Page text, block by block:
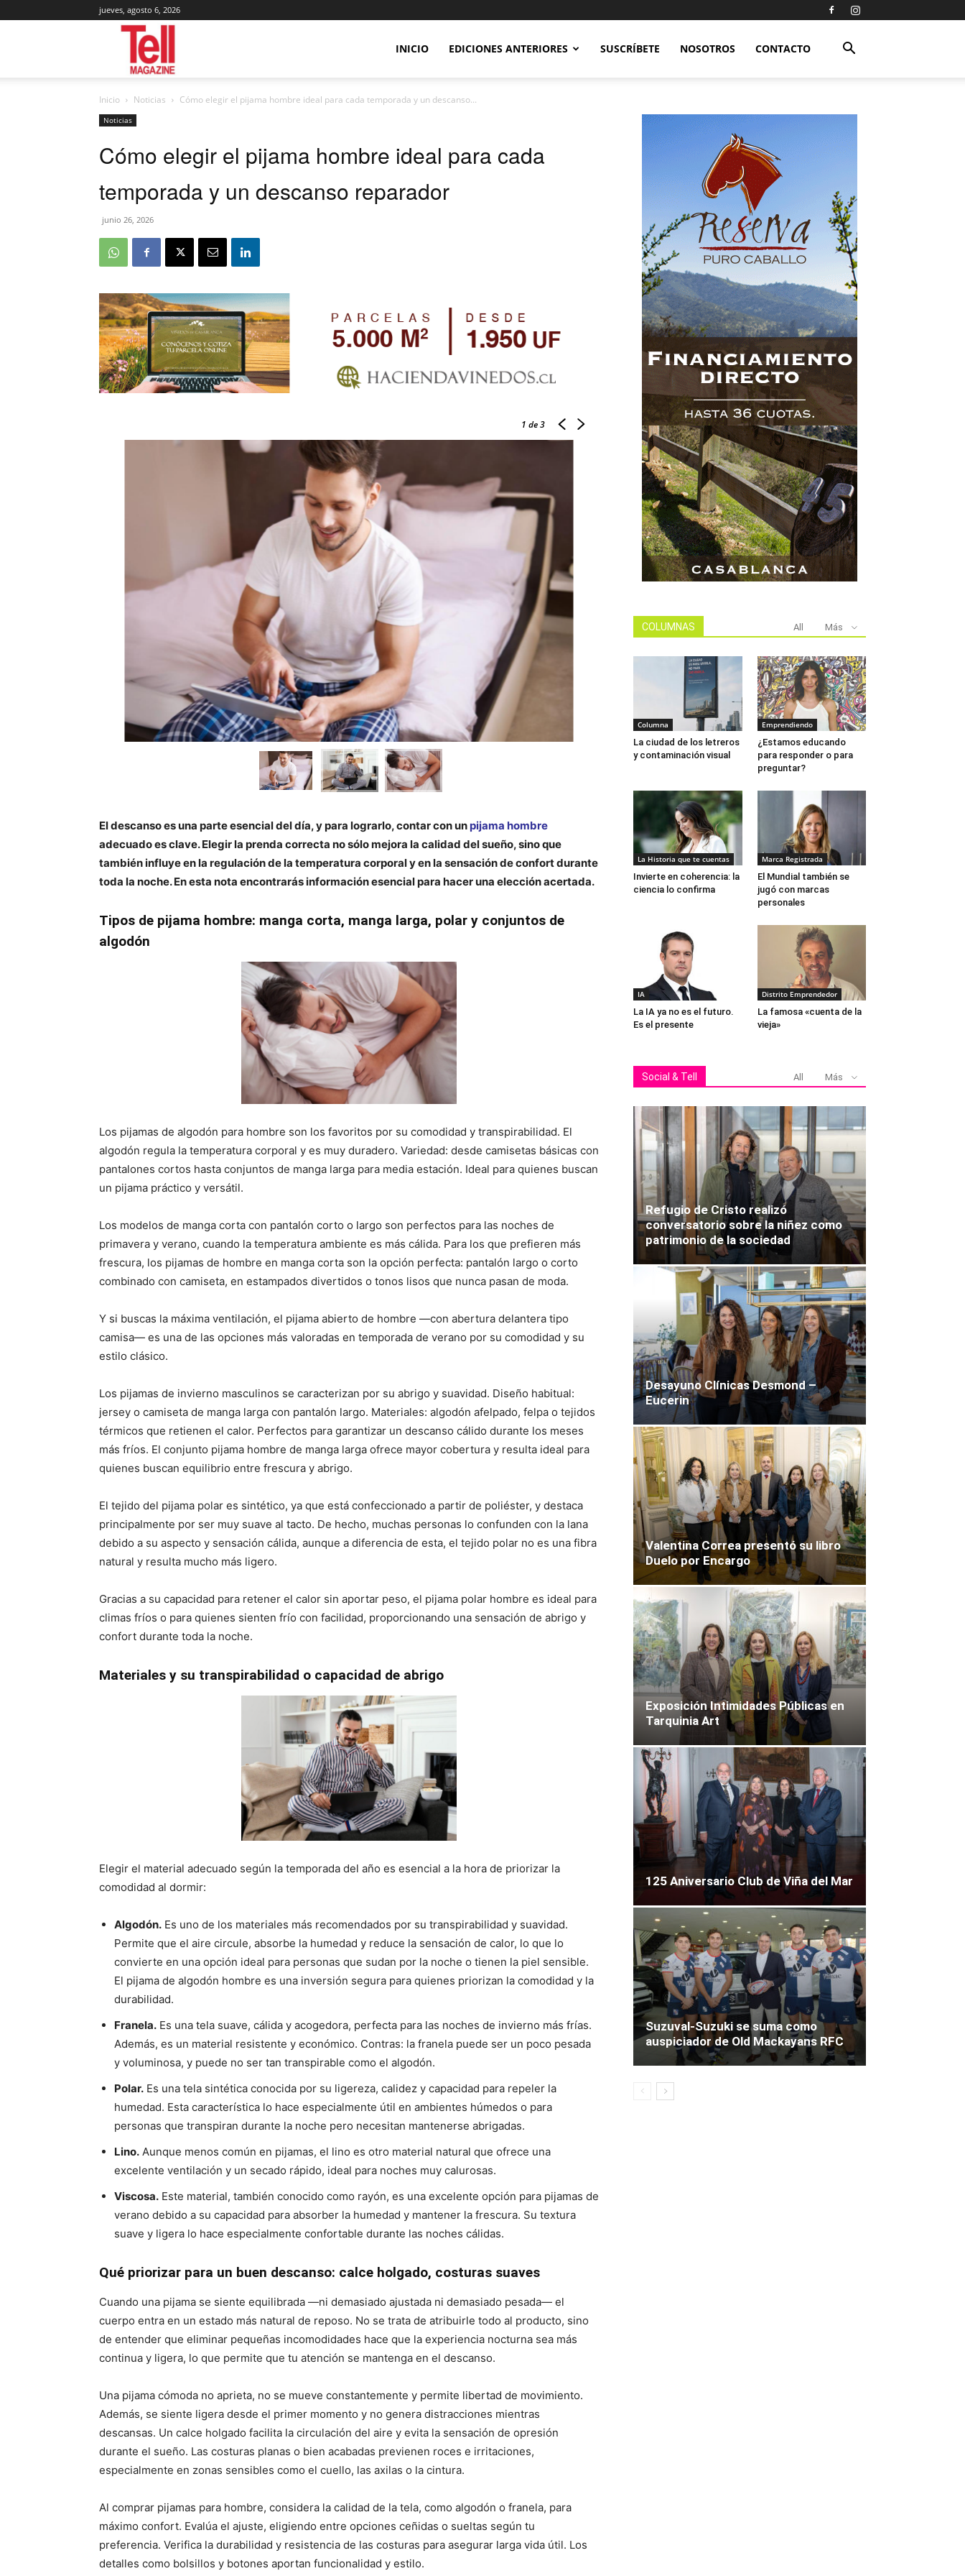
jueves, agosto 6, 2026
Magazine
INICIO EDICIONES ANTERIORES SUSCRÍBETE NOSOTROS CONTACTO
Inicio Noticias Cómo elegir el pijama hombre ideal para cada temporada y un descanso...
Noticias
Cómo elegir el pijama hombre ideal para cada
temporada y un descanso reparador
junio 26, 2026
1 de 3
El descanso es una parte esencial del día, y para lograrlo, contar con un pijama hombre
adecuado es clave. Elegir la prenda correcta no sólo mejora la calidad del sueño, sino que
también influye en la regulación de la temperatura corporal y en la sensación de confort durante
toda la noche. En esta nota encontrarás información esencial para hacer una elección acertada.
Tipos de pijama hombre: manga corta, manga larga, polar y conjuntos de
algodón
Los pijamas de algodón para hombre son los favoritos por su comodidad y transpirabilidad. El
algodón regula la temperatura corporal y es muy duradero. Variedad: desde camisetas básicas con
pantalones cortos hasta conjuntos de manga larga para media estación. Ideal para quienes buscan
un pijama práctico y versátil.
Los modelos de manga corta con pantalón corto o largo son perfectos para las noches de
primavera y verano, cuando la temperatura ambiente es más cálida. Para los que prefieren más
frescura, los pijamas de hombre en manga corta son la opción perfecta: pantalón largo o corto
combinado con camiseta, en estampados divertidos o tonos lisos que nunca pasan de moda.
Y si buscas la máxima ventilación, el pijama abierto de hombre —con abertura delantera tipo
camisa— es una de las opciones más valoradas en temporada de verano por su comodidad y su
estilo clásico.
Los pijamas de invierno masculinos se caracterizan por su abrigo y suavidad. Diseño habitual:
jersey o camiseta de manga larga con pantalón largo. Materiales: algodón afelpado, felpa o tejidos
térmicos que retienen el calor. Perfectos para garantizar un descanso cálido durante los meses
más fríos. El conjunto pijama hombre de manga larga ofrece mayor cobertura y resulta ideal para
quienes buscan equilibrio entre frescura y abrigo.
El tejido del pijama polar es sintético, ya que está confeccionado a partir de poliéster, y destaca
principalmente por ser muy suave al tacto. De hecho, muchas personas lo confunden con la lana
debido a su aspecto y sensación cálida, aunque a diferencia de esta, el tejido polar no es una fibra
natural y resulta mucho más ligero.
Gracias a su capacidad para retener el calor sin aportar peso, el pijama polar hombre es ideal para
climas fríos o para quienes sienten frío con facilidad, proporcionando una sensación de abrigo y
confort durante toda la noche.
Materiales y su transpirabilidad o capacidad de abrigo
Elegir el material adecuado según la temporada del año es esencial a la hora de priorizar la
comodidad al dormir:
Algodón. Es uno de los materiales más recomendados por su transpirabilidad y suavidad.
Permite que el aire circule, absorbe la humedad y reduce la sensación de calor, lo que lo
convierte en una opción ideal para personas que sudan por la noche o tienen la piel sensible.
El pijama de algodón hombre es una inversión segura para quienes priorizan la comodidad y la
durabilidad.
Franela. Es una tela suave, cálida y acogedora, perfecta para las noches de invierno más frías.
Además, es un material resistente y económico. Contras: la franela puede ser un poco pesada
y voluminosa, y puede no ser tan transpirable como el algodón.
Polar. Es una tela sintética conocida por su ligereza, calidez y capacidad para repeler la
humedad. Esta característica lo hace especialmente útil en ambientes húmedos o para
personas que transpiran durante la noche pero necesitan mantenerse abrigadas.
Lino. Aunque menos común en pijamas, el lino es otro material natural que ofrece una
excelente ventilación y un secado rápido, ideal para noches muy calurosas.
Viscosa. Este material, también conocido como rayón, es una excelente opción para pijamas de
verano debido a su capacidad para absorber la humedad y mantener la frescura. Su textura
suave y ligera lo hace especialmente confortable durante las noches cálidas.
Qué priorizar para un buen descanso: calce holgado, costuras suaves
Cuando una pijama se siente equilibrada —ni demasiado ajustada ni demasiado pesada— el
cuerpo entra en un estado más natural de reposo. No se trata de atribuirle todo al producto, sino
de entender que eliminar pequeñas incomodidades hace que la experiencia nocturna sea más
continua y ligera, lo que permite que tu atención se mantenga en el descanso.
Una pijama cómoda no aprieta, no se mueve constantemente y permite libertad de movimiento.
Además, se siente ligera desde el primer momento y no genera distracciones mientras
descansas. Un calce holgado facilita la circulación del aire y evita la sensación de opresión
durante el sueño. Las costuras planas o bien acabadas previenen roces e irritaciones,
especialmente en zonas sensibles como el cuello, las axilas o la cintura.
Al comprar pijamas para hombre, considera la calidad de la tela, como algodón o franela, para
máximo confort. Evalúa el ajuste, eligiendo entre opciones ceñidas o sueltas según tu
preferencia. Verifica la durabilidad y resistencia de las costuras para asegurar larga vida útil. Los
detalles como bolsillos y botones aportan funcionalidad y estilo.
COLUMNAS All Más
Columna
La ciudad de los letreros
y contaminación visual
Emprendiendo
¿Estamos educando
para responder o para
preguntar?
La Historia que te cuentas
Invierte en coherencia: la
ciencia lo confirma
Marca Registrada
El Mundial también se
jugó con marcas
personales
IA
La IA ya no es el futuro.
Es el presente
Distrito Emprendedor
La famosa «cuenta de la
vieja»
Social & Tell All Más
Refugio de Cristo realizó
conversatorio sobre la niñez como
patrimonio de la sociedad
Desayuno Clínicas Desmond –
Eucerin
Valentina Correa presentó su libro
Duelo por Encargo
Exposición Intimidades Públicas en
Tarquinia Art
125 Aniversario Club de Viña del Mar
Suzuval-Suzuki se suma como
auspiciador de Old Mackayans RFC